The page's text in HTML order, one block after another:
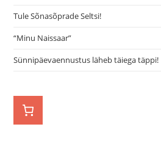
Tule Sõnasõprade Seltsi!
“Minu Naissaar”
Sünnipäevaennustus läheb täiega täppi!